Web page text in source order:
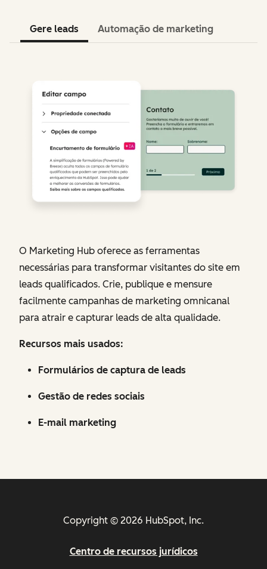
Gere leads Automação de marketing
O Marketing Hub oferece as ferramentas
necessárias para transformar visitantes do site em
leads qualificados. Crie, publique e mensure
facilmente campanhas de marketing omnicanal
para atrair e capturar leads de alta qualidade.
Recursos mais usados:
Formulários de captura de leads
Gestão de redes sociais
E-mail marketing
Copyright © 2026 HubSpot, Inc.
Centro de recursos jurídicos